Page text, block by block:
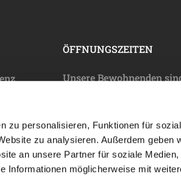
zu personalisieren, Funktionen für
zu analysieren. Außerdem geben
an unsere Partner für soziale Medien,
Informationen möglicherweise mit
ÖFFNUNGSZEITEN
Unsere Bewohnenden
telefonisch erreicht
Für alle anderen Anliegen
sind wir gerne zu
für Sie da: